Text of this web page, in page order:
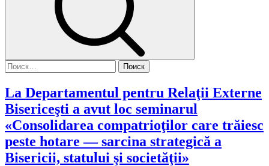
Найти:
La Departamentul pentru Relaţii Externe
Bisericeşti a avut loc seminarul
«Consolidarea compatrioţilor care trăiesc
peste hotare — sarcina strategică a
Bisericii, statului şi societăţii»